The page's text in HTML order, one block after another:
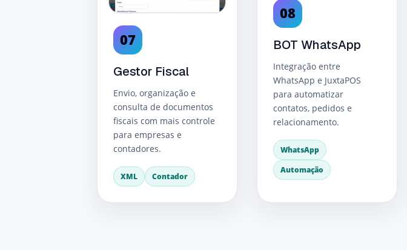
07
Gestor Fiscal
Envio, organização e
consulta de documentos
fiscais com mais controle
para empresas e
contadores.
XML Contador
08
BOT WhatsApp
Integração entre
WhatsApp e JuxtaPOS
para automatizar
contatos, pedidos e
relacionamento.
WhatsApp
Automação